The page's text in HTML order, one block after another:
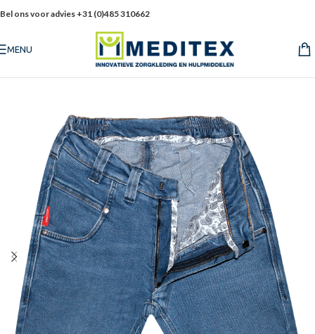
Bel ons voor advies +31 (0)485 310662
MENU